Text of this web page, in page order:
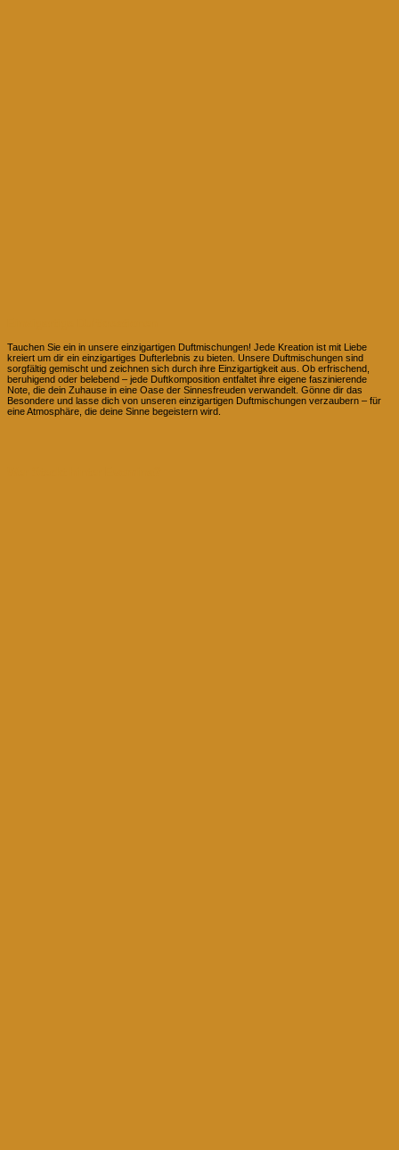
Tauchen Sie ein in unsere einzigartigen Duftmischungen! Jede Kreation ist mit Liebe
kreiert um dir ein einzigartiges Dufterlebnis zu bieten. Unsere Duftmischungen sind
sorgfältig gemischt und zeichnen sich durch ihre Einzigartigkeit aus. Ob erfrischend,
beruhigend oder belebend – jede Duftkomposition entfaltet ihre eigene faszinierende
Note, die dein Zuhause in eine Oase der Sinnesfreuden verwandelt. Gönne dir das
Besondere und lasse dich von unseren einzigartigen Duftmischungen verzaubern – für
eine Atmosphäre, die deine Sinne begeistern wird.